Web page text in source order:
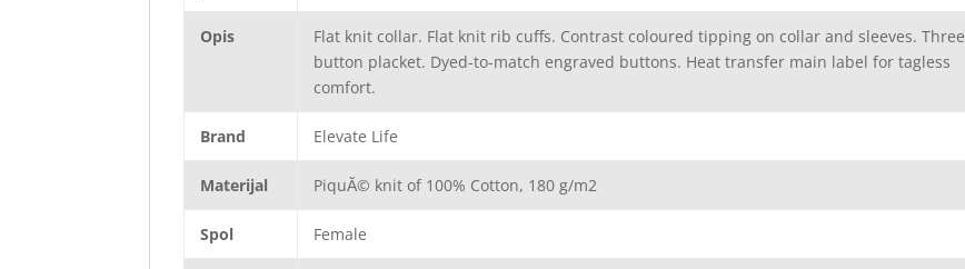
Opis
Flat knit collar. Flat knit rib cuffs. Contrast coloured tipping on collar and sleeves. Three
button placket. Dyed-to-match engraved buttons. Heat transfer main label for tagless
comfort.
Brand Elevate Life
Materijal PiquĂ© knit of 100% Cotton, 180 g/m2
Spol Female